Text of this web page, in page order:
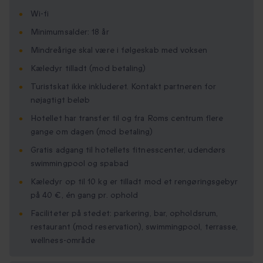
Wi-fi
Minimumsalder: 18 år
Mindreårige skal være i følgeskab med voksen
Kæledyr tilladt (mod betaling)
Turistskat ikke inkluderet. Kontakt partneren for
nøjagtigt beløb
Hotellet har transfer til og fra Roms centrum flere
gange om dagen (mod betaling)
Gratis adgang til hotellets fitnesscenter, udendørs
swimmingpool og spabad
Kæledyr op til 10 kg er tilladt mod et rengøringsgebyr
på 40 €, én gang pr. ophold
Faciliteter på stedet: parkering, bar, opholdsrum,
restaurant (mod reservation), swimmingpool, terrasse,
wellness-område